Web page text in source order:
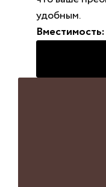
удобным.
Вместимость: